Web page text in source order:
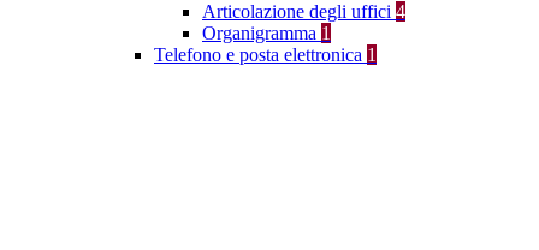
Articolazione degli uffici 4
Organigramma 1
Telefono e posta elettronica 1